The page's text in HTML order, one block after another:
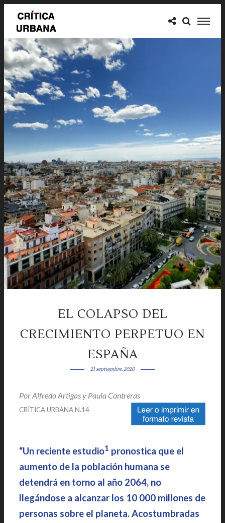
EL COLAPSO DEL
CRECIMIENTO PERPETUO EN
ESPAÑA
21 septiembre, 2020
PorAlfredo Artigasy Paula Contreras
CRÍTICA URBANA N.14
“Un reciente estudio1 pronostica que el
aumento de la población humana se
detendrá en torno al año 2064, no
llegándose a alcanzar los 10 000 millones de
personas sobre el planeta. Acostumbradas